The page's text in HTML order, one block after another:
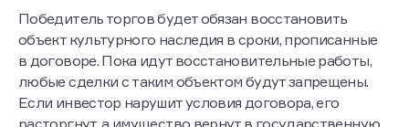
Победитель торгов будет обязан восстановить
объект культурного наследия в сроки, прописанные
в договоре. Пока идут восстановительные работы,
любые сделки с таким объектом будут запрещены.
Если инвестор нарушит условия договора, его
расторгнут, а имущество вернут в государственную